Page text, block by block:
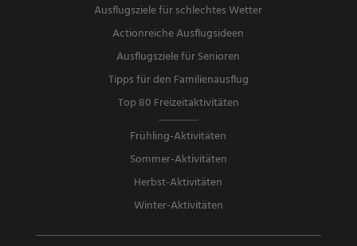
Ausflugsziele für schlechtes Wetter
Actionreiche Ausflugsideen
Ausflugsziele für Senioren
Tipps für den Familienausflug
Top 80 Freizeitaktivitäten
Frühling-Aktivitäten
Sommer-Aktivitäten
Herbst-Aktivitäten
Winter-Aktivitäten